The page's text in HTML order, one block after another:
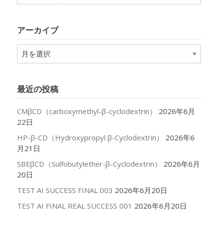
ー
アーカイブ
ア
ー
ブ
最近の投稿
CMβCD（carboxymethyl-β-cyclodextrin）
2026年6月
22日
HP-β-CD（Hydroxypropyl β-Cyclodextrin）
2026年6
月21日
SBEβCD（Sulfobutylether-β-Cyclodextrin）
2026年6月
20日
TEST AI SUCCESS FINAL 003 2026年6月20日
TEST AI FINAL REAL SUCCESS 001 2026年6月20日